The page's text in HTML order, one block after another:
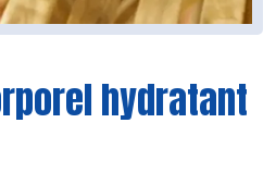
hydratant